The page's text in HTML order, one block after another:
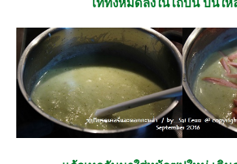
เททั้งหมดลงในโถปั่น ปั่นให้